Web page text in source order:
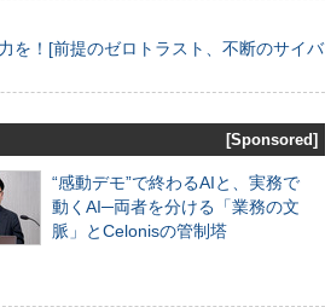
を！[前提のゼロトラスト、不断のサイバ
[Sponsored]
“感動デモ”で終わるAIと、実務で
動くAI─両者を分ける「業務の文
脈」とCelonisの管制塔